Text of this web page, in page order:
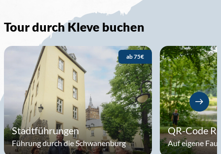
Tour durch Kleve buchen
ab 75€
Stadtführungen
Führung durch die Schwanenburg
QR-Code
Auf eigene